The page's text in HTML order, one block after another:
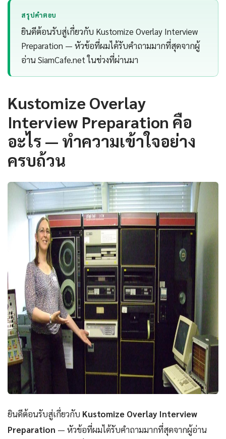
สรุปคำตอบ
ยินดีต้อนรับสู่เกี่ยวกับ Kustomize Overlay Interview
Preparation — หัวข้อที่ผมได้รับคำถามมากที่สุดจากผู้
อ่าน SiamCafe.net ในช่วงที่ผ่านมา
Kustomize Overlay
Interview Preparation คือ
อะไร — ทำความเข้าใจอย่าง
ครบถ้วน
ยินดีต้อนรับสู่เกี่ยวกับ Kustomize Overlay Interview
Preparation — หัวข้อที่ผมได้รับคำถามมากที่สุดจากผู้อ่าน